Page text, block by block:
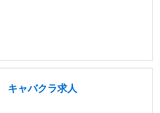
キャバクラ求人